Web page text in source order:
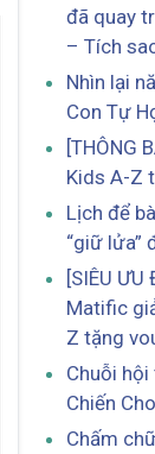
đã quay
– Tích
Nhìn lại
Con Tự
[THÔNG
Kids A-Z
Lịch để
“giữ lửa”
[SIÊU
Matific
Z tặng
Chuỗi
Chiến
Chấm